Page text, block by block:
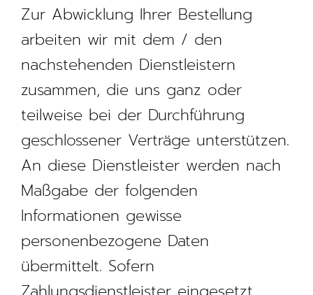
Zur Abwicklung Ihrer Bestellung
arbeiten wir mit dem / den
nachstehenden Dienstleistern
zusammen, die uns ganz oder
teilweise bei der Durchführung
geschlossener Verträge unterstützen.
An diese Dienstleister werden nach
Maßgabe der folgenden
Informationen gewisse
personenbezogene Daten
übermittelt. Sofern